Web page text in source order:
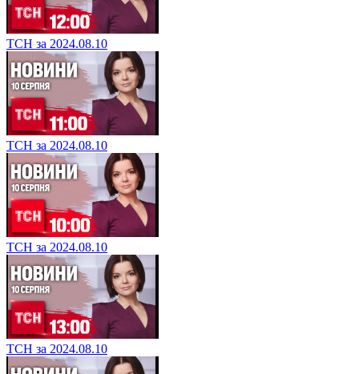
ТСН за 2024.08.10
ТСН за 2024.08.10
ТСН за 2024.08.10
ТСН за 2024.08.10